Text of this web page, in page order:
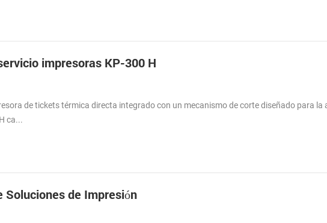
impresoras KP-300 H
de tickets térmica directa integrado con un mecanismo de corte diseñado para la
ca...
Soluciones de Impresión